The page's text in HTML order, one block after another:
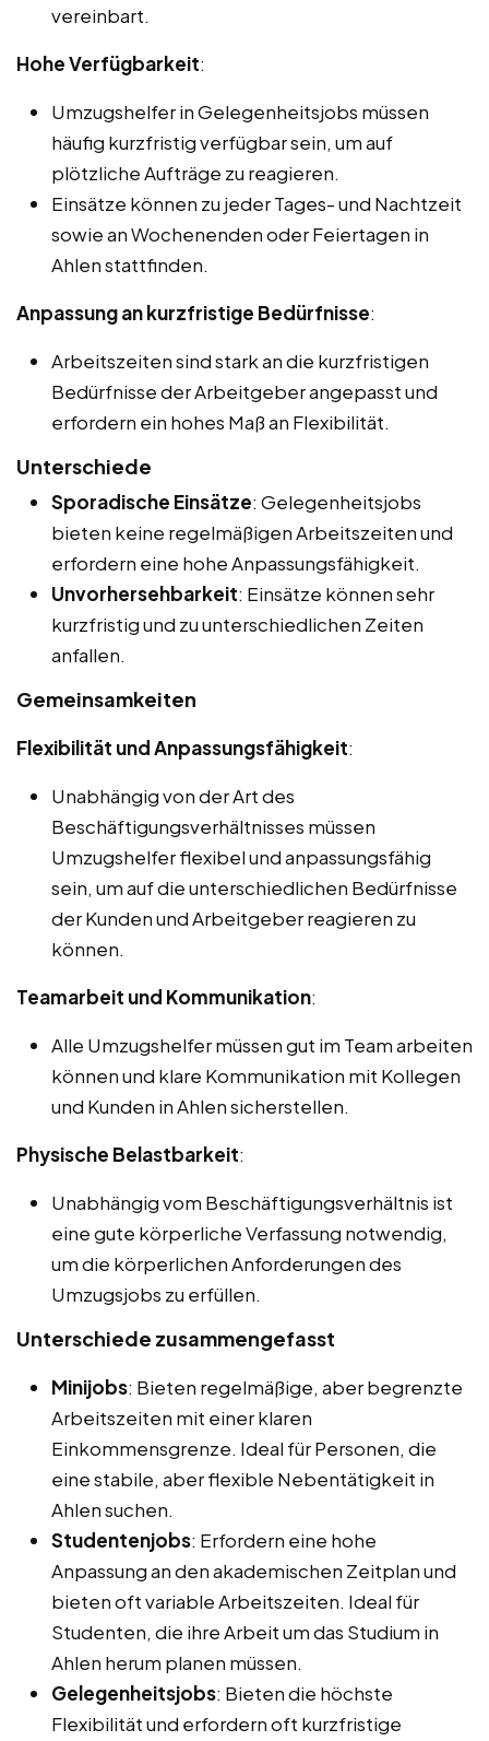
vereinbart.
Hohe Verfügbarkeit:
Umzugshelfer in Gelegenheitsjobs müssen
häufig kurzfristig verfügbar sein, um auf
plötzliche Aufträge zu reagieren.
Einsätze können zu jeder Tages- und Nachtzeit
sowie an Wochenenden oder Feiertagen in
Ahlen stattfinden.
Anpassung an kurzfristige Bedürfnisse:
Arbeitszeiten sind stark an die kurzfristigen
Bedürfnisse der Arbeitgeber angepasst und
erfordern ein hohes Maß an Flexibilität.
Unterschiede
Sporadische Einsätze: Gelegenheitsjobs
bieten keine regelmäßigen Arbeitszeiten und
erfordern eine hohe Anpassungsfähigkeit.
Unvorhersehbarkeit: Einsätze können sehr
kurzfristig und zu unterschiedlichen Zeiten
anfallen.
Gemeinsamkeiten
Flexibilität und Anpassungsfähigkeit:
Unabhängig von der Art des
Beschäftigungsverhältnisses müssen
Umzugshelfer flexibel und anpassungsfähig
sein, um auf die unterschiedlichen Bedürfnisse
der Kunden und Arbeitgeber reagieren zu
können.
Teamarbeit und Kommunikation:
Alle Umzugshelfer müssen gut im Team arbeiten
können und klare Kommunikation mit Kollegen
und Kunden in Ahlen sicherstellen.
Physische Belastbarkeit:
Unabhängig vom Beschäftigungsverhältnis ist
eine gute körperliche Verfassung notwendig,
um die körperlichen Anforderungen des
Umzugsjobs zu erfüllen.
Unterschiede zusammengefasst
Minijobs: Bieten regelmäßige, aber begrenzte
Arbeitszeiten mit einer klaren
Einkommensgrenze. Ideal für Personen, die
eine stabile, aber flexible Nebentätigkeit in
Ahlen suchen.
Studentenjobs: Erfordern eine hohe
Anpassung an den akademischen Zeitplan und
bieten oft variable Arbeitszeiten. Ideal für
Studenten, die ihre Arbeit um das Studium in
Ahlen herum planen müssen.
Gelegenheitsjobs: Bieten die höchste
Flexibilität und erfordern oft kurzfristige